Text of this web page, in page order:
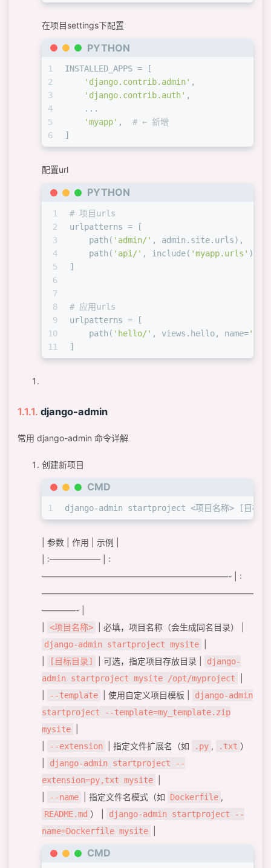
在项目settings下配置
PYTHON
1
2
3
4
5
6
INSTALLED_APPS = [
'django.contrib.admin' ,
'django.contrib.auth' ,
    ...
'myapp' , # ← 新增
]
配置url
PYTHON
1
2
3
4
5
6
7
8
9
10
11
# 项目urls
urlpatterns = [
    path(
'admin/' , admin.site.urls),
    path(
'api/' , include( 'myapp.urls'
]
# 应用urls
urlpatterns = [
    path(
'hello/' , views.hello, name=
]
django-admin
常用 django-admin 命令详解
创建新项目
CMD
1 django-admin startproject <项目名称> [目标
| 参数 | 作用 | 示例 |
| :—————— | :
——————————————————————- | :
—————————————————————————
————- |
<项目名称> | 必填，项目名称（会生成同名目录） |
django-admin startproject mysite
[目标目录] | 可选，指定项目存放目录 |
django-
admin startproject mysite /opt/myproject
--template | 使用自定义项目模板 |
django-admin
startproject --template=my_template.zip
mysite
--extension | 指定文件扩展名（如 .py , .txt ）
django-admin startproject --
extension=py,txt mysite
--name | 指定文件名模式（如 Dockerfile ,
README.md ） |
django-admin startproject --
name=Dockerfile mysite
CMD